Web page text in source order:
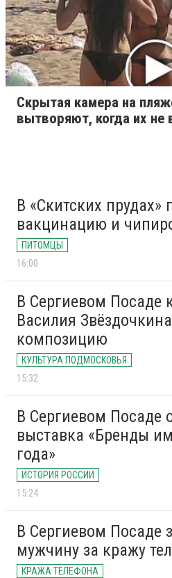
Скрытая камера на
вытворяют, когда их не
В «Скитских прудах»
вакцинацию и
ПИТОМЦЫ
16:00
В Сергиевом Посаде
Василия
композицию
КУЛЬТУРА ПОДМОСКОВЬЯ
15:32
В Сергиевом Посаде
выставка «Бренды
года»
ИСТОРИЯ РОССИИ
15:24
В Сергиевом Посаде
мужчину за кражу
КРАЖА ТЕЛЕФОНА